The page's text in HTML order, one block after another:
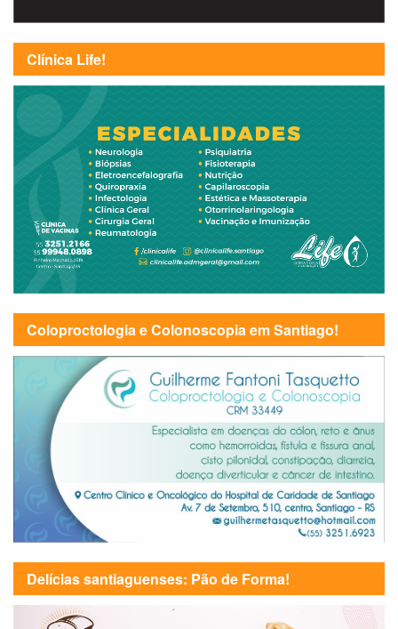
Clínica Life!
Coloproctologia e Colonoscopia em Santiago!
Delícias santiaguenses: Pão de Forma!